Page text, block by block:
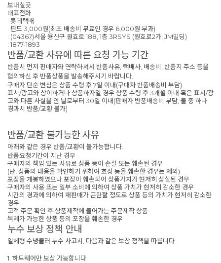
보내실곳
대표전화
: 롯데택배
: 편도 3,000원(최초 배송비 무료인 경우 6,000원 부과)
: (04367)서울 용산구 원효로 188, 1층 3RSYS (원효로2가, JM빌딩)
: 1877-1893
반품/교환 사유에 따른 요청 가능 기간
반품시 먼저 판매자와 연락하셔서 반품사유, 택배사, 배송비, 반품지 주소 등을
협의하신 후 반품상품을 발송해주시기 바랍니다.
구매자 단순 변심은 상품 수령 후 7일 이내(구매자 반품배송비 부담)
표시/광고와 상이하거나 상품하자일 경우 상품 수령 후 3개월 이내 혹은 표시/광
고와 다른 사실을 안 날로부터 30일 이내(판매자 반품배송비 부담, 둘 중 하나
경과시 반품/교환 불가)
반품/교환 불가능한 사유
아래와 같은 경우 반품/교환이 불가능합니다.
반품요청기간이 지난 경우
구매자의 책임 있는 사유로 상품 등이 손실 또는 훼손된 경우
(단, 상품의 내용을 확인하기 위하여 호장 등을 훼손한 경우는 제외)
포장을 개봉하였으나 포장이 훼손되어 상품가치가 현저히 상실된 경우
구매자의 사용 또는 일부 소비에 의하여 상품 가치가 현저히 감소한 경우
시간의 경과에 의하여 재판매가 곤란할 정도로 상품 등의 가치가 현저히 감소한
경우
고객 주문 확인 후 상품제작에 들어가는 주문제작 상품
복제가 가능한 상품 등의 포장을 훼손한 경우
누수 보상 정책 안내
일체형 수냉쿨러 누수 사고시, 다음과 같은 보상 정책을 따릅니다.
1. 하드웨어만 보상 가능합니다.